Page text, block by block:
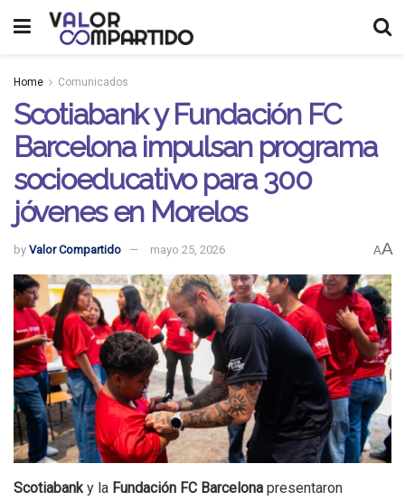
Home Comunicados
Scotiabank y Fundación FC
Barcelona impulsan programa
socioeducativo para 300
jóvenes en Morelos
by Valor Compartido mayo 25, 2026 AA
Scotiabank y la Fundación FC Barcelona presentaron